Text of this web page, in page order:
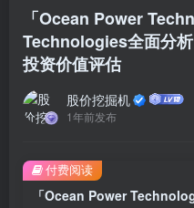
「Ocean Power
Technologies全面分
投资价值评估
股价挖掘机
1年前发布
付费阅读